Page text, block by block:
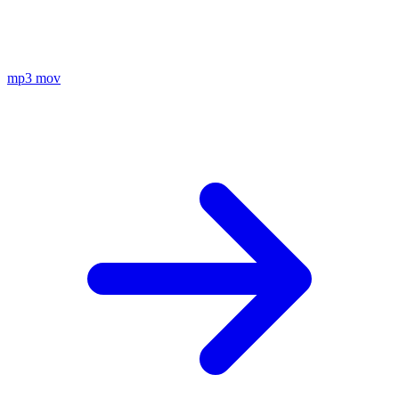
mp3 mov